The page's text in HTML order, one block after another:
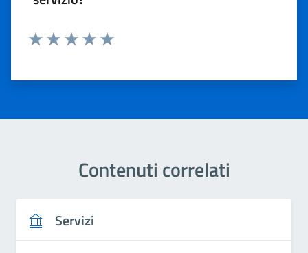
Contenuti correlati
Servizi